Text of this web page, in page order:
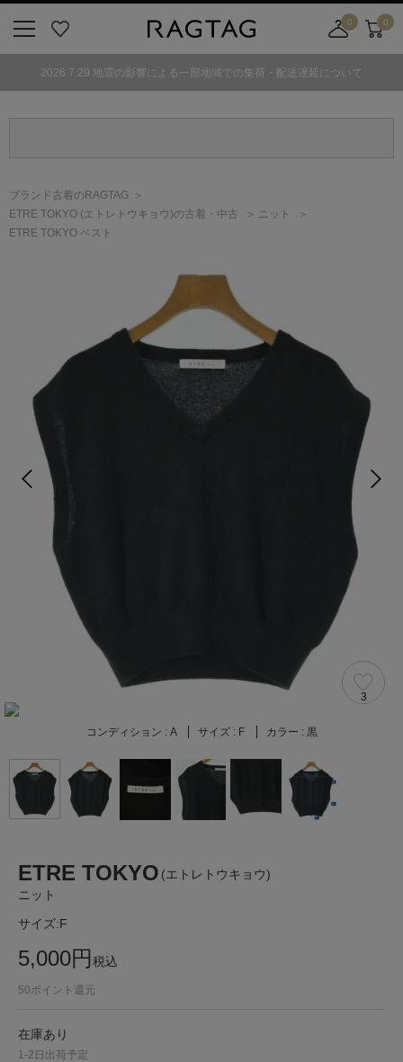
気
0
舗
カ
0
2026.7.29 地震の影響による一部地域での集荷・配送遅延について
ブランド古着のRAGTAG
ETRE TOKYO (エトレトウキョウ)の古着・中古
ニット
ETRE TOKYO ベスト
3
コンディション : A サイズ : F カラー : 黒
ETRE TOKYO (エトレトウキョウ)
ニット
サイズ:F
5,000円税込
50ポイント還元
在庫あり
1-2日出荷予定